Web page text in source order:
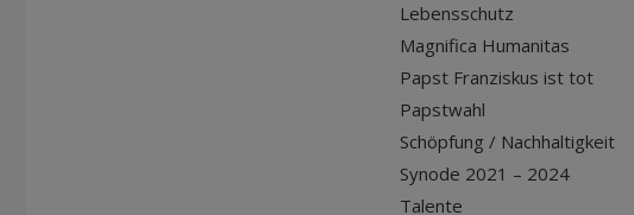
Lebensschutz
Magnifica Humanitas
Papst Franziskus ist tot
Papstwahl
Schöpfung / Nachhaltigkeit
Synode 2021 – 2024
Talente